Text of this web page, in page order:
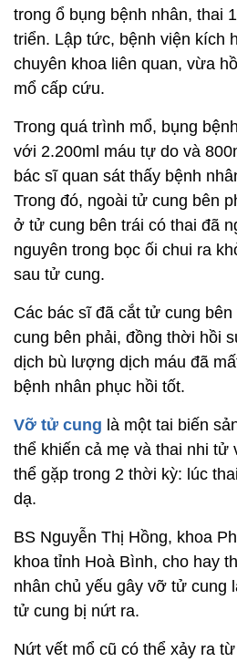
trong ổ bụng bệnh nhân, thai
triển. Lập tức, bệnh viện kích
chuyên khoa liên quan, vừa
mổ cấp cứu.
Trong quá trình mổ, bụng
với 2.200ml máu tự do và
bác sĩ quan sát thấy bệnh
Trong đó, ngoài tử cung bên
ở tử cung bên trái có thai đã
nguyên trong bọc ối chui ra
sau tử cung.
Các bác sĩ đã cắt tử cung
cung bên phải, đồng thời hồi
dịch bù lượng dịch máu đã
bệnh nhân phục hồi tốt.
Vỡ tử cung là một tai biến
thể khiến cả mẹ và thai nhi tử
thể gặp trong 2 thời kỳ: lúc
dạ.
BS Nguyễn Thị Hồng, khoa
khoa tỉnh Hoà Bình, cho hay
nhân chủ yếu gây vỡ tử cung
tử cung bị nứt ra.
Nứt vết mổ cũ có thể xảy ra